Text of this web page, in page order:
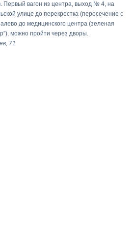
Первый вагон из центра, выход № 4, на
улице до перекрестка (пересечение с
до медицинского центра (зеленая
можно пройти через дворы.
71